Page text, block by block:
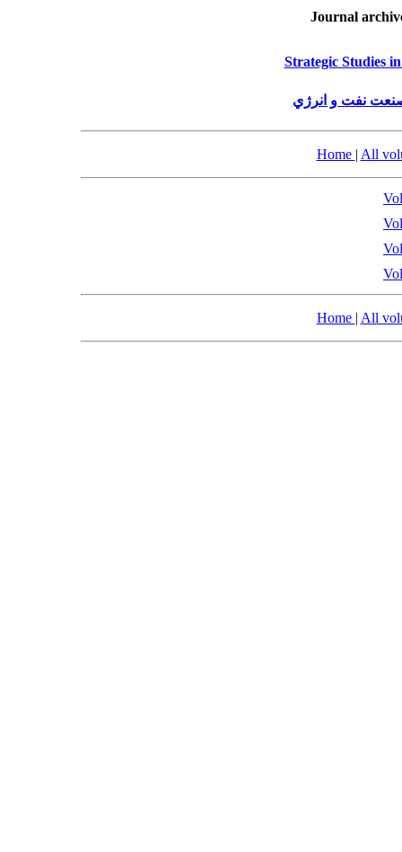
Journal
Strategic Studies
نفت و انرژي
Home | All
Home | All